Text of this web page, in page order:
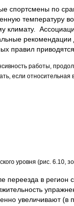
по
температуру
климату.
рекомендации
правил
работы,
если относительная
уровня (рис. 6.10,
переезда в регион
увеличивают (в